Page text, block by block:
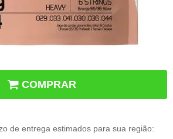
COMPRAR
de entrega estimados para sua região: